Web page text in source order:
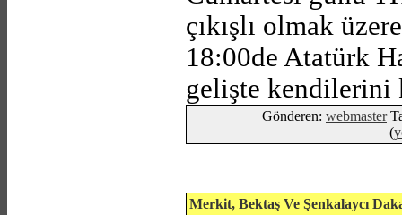
çıkışlı olmak
18:00de Atatürk
gelişte kendilerini
Gönderen: webmaster
(
Merkit, Bektaş Ve Şenkalaycı